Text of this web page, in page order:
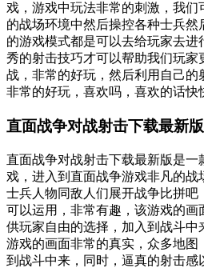
戏，游戏中玩法非常的刺激，我
的战场环境中然后操控各种士兵然
的游戏模式都是可以去给玩家去
秀的射击技巧才可以帮助我们玩
战，非常的好玩，然后利用自己的
非常的好玩，喜欢吗，喜欢的话快
直面战争对战射击下载最新
直面战争对战射击下载最新版是
戏，进入到直面战争游戏非凡的
士兵人物同敌人们展开战争比拼吧
可以运用，非常有趣，该游戏的画
供玩家自由的选择，加入到战斗
游戏的画面非常的真实，众多地图
到战斗中来，同时，逼真的射击感